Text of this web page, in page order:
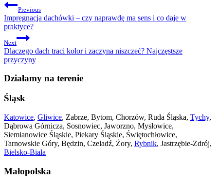
Previous
Impregnacja dachówki – czy naprawdę ma sens i co daje w
praktyce?
Next
Dlaczego dach traci kolor i zaczyna niszczeć? Najczęstsze
przyczyny
Działamy na terenie
Śląsk
Katowice, Gliwice, Zabrze, Bytom, Chorzów, Ruda Śląska, Tychy,
Dąbrowa Górnicza, Sosnowiec, Jaworzno, Mysłowice,
Siemianowice Śląskie, Piekary Śląskie, Świętochłowice,
Tarnowskie Góry, Będzin, Czeladź, Żory, Rybnik, Jastrzębie-Zdrój,
Bielsko-Biała
Małopolska